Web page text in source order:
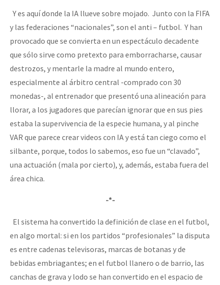
Y es aquí donde la IA llueve sobre mojado. Junto con la FIFA
y las federaciones “nacionales”, son el anti – futbol. Y han
provocado que se convierta en un espectáculo decadente
que sólo sirve como pretexto para emborracharse, causar
destrozos, y mentarle la madre al mundo entero,
especialmente al árbitro central -comprado con 30
monedas-, al entrenador que presentó una alineación para
llorar, a los jugadores que parecían ignorar que en sus pies
estaba la supervivencia de la especie humana, y al pinche
VAR que parece crear videos con IA y está tan ciego como el
silbante, porque, todos lo sabemos, eso fue un “clavado”,
una actuación (mala por cierto), y, además, estaba fuera del
área chica.
-*-
El sistema ha convertido la definición de clase en el futbol,
en algo mortal: si en los partidos “profesionales” la disputa
es entre cadenas televisoras, marcas de botanas y de
bebidas embriagantes; en el futbol llanero o de barrio, las
canchas de grava y lodo se han convertido en el espacio de